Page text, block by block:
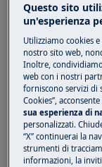
Soluzione
La causa più
potrebbe
posta
Questo sito
un'esperienza
Utilizziamo cookies
nostro sito web,
Inoltre,
web con i nostri
forniscono servizi di
Cookies”,
sua esperienza di
personalizzati.
“X” continuerai la
strumenti di
informazioni, la